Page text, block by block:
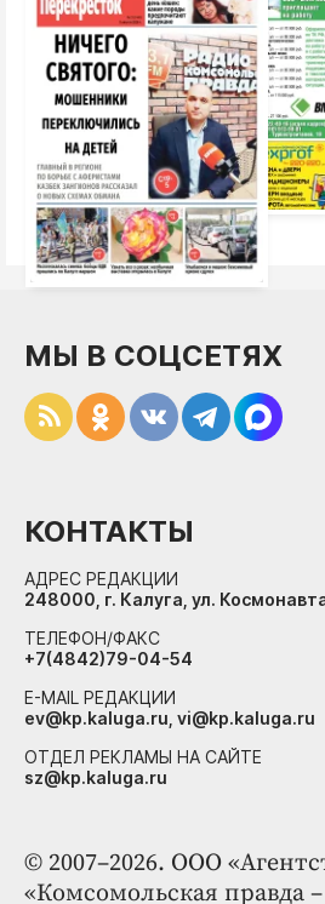
© 2007–2026. ООО
«Комсомольская правда –
МЫ В СОЦСЕТЯХ
КОНТАКТЫ
АДРЕС РЕДАКЦИИ
248000, г. Калуга, ул.
ТЕЛЕФОН/ФАКС
+7(4842)79-04-54
E-MAIL РЕДАКЦИИ
ev@kp.kaluga.ru, vi@kp.kaluga.ru
ОТДЕЛ РЕКЛАМЫ НА САЙТЕ
sz@kp.kaluga.ru